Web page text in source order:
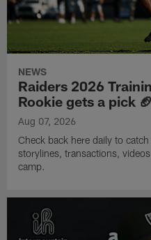
NEWS
Raiders 2026
Rookie gets a pick 🏈
Aug 07, 2026
Check back here daily to
storylines, transactions,
camp.